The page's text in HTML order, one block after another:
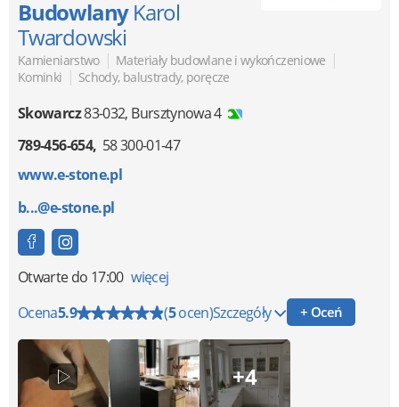
Budowlany Karol
Twardowski
Kamieniarstwo | Materiały budowlane i wykończeniowe |
Kominki | Schody, balustrady, poręcze
Skowarcz83-032, Bursztynowa 4
789-456-654 58 300-01-47
www.e-stone.pl
b...@e-stone.pl
Otwartedo 17:00 więcej
Ocena5.9 (5ocen)Szczegóły + Oceń
+4